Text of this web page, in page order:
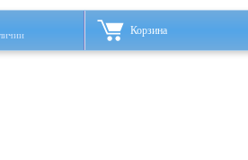
Корзина